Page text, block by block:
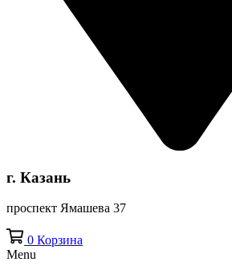
г. Казань
проспект Ямашева 37
0 Корзина
Menu